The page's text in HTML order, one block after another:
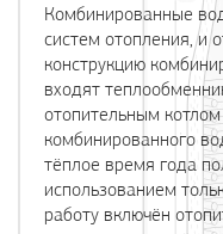
Комбинированные
систем отопления, и
конструкцию
входят
отопительным
комбинированного
тёплое время года
использованием
работу включён